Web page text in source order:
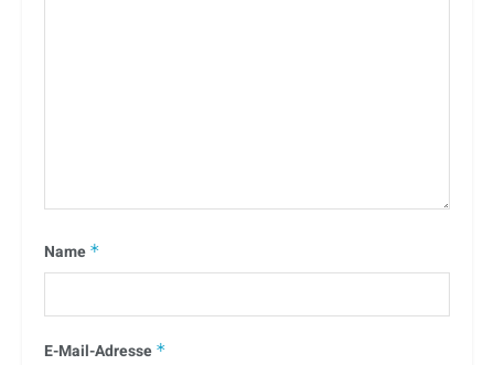
Name *
E-Mail-Adresse *